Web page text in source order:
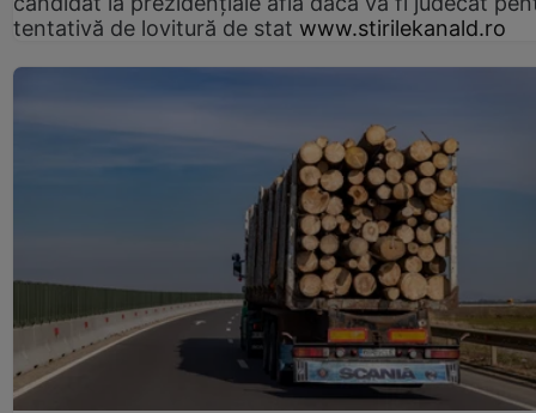
tentativă de lovitură de stat www.stirilekanald.ro